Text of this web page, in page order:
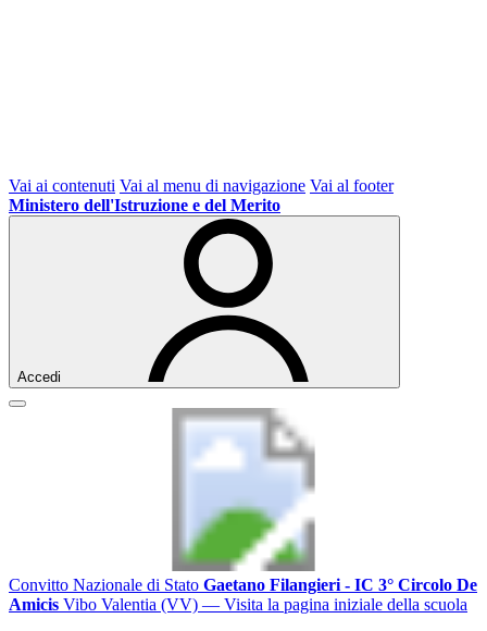
Vai ai contenuti Vai al menu di navigazione Vai al footer
Ministero dell'Istruzione e del Merito
Accedi
Convitto Nazionale di Stato Gaetano Filangieri - IC 3° Circolo De
Amicis Vibo Valentia (VV) — Visita la pagina iniziale della scuola